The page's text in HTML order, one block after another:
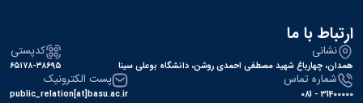
ارتباط با ما
نشانی
همدان، چهارباغ شهید مصطفی احمدی روشن، دانشگاه بوعلی سینا
کدپستی
۶۵۱۷۸-۳۸۶۹۵
شماره تماس
31400000 - 081
پست الکترونیک
public_relation[at]basu.ac.ir